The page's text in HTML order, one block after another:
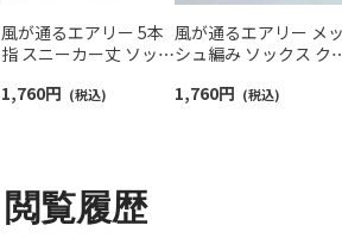
風が通るエアリー 5本
指 スニーカー丈 ソック
抗菌防臭 NAIGAI
1,760円 (税込)
風が通るエアリー メ
シュ編み ソックス ク
NAIGAI COMFORT
1,760円 (税込)
閲覧履歴